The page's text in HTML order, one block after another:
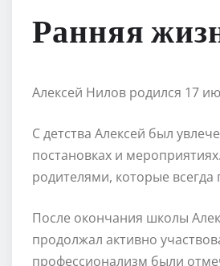
Ранняя
Алексей Нилов родился 17
С детства Алексей был
постановках и
родителями, которые
После окончания школы
продолжал активно
профессионализм были